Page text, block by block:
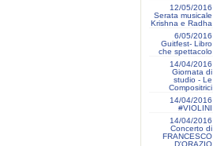
12/05/2016
Serata musicale
Krishna e Radha
6/05/2016
Guitfest- Libro
che spettacolo
14/04/2016
Giornata di
studio - Le
Compositrici
14/04/2016
#VIOLINI
14/04/2016
Concerto di
FRANCESCO
D'ORAZIO